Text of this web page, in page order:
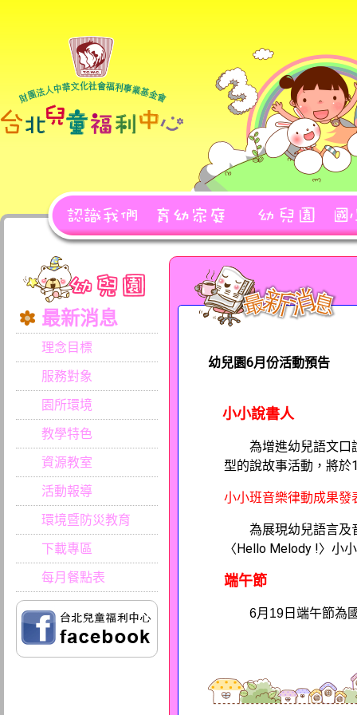
最新消息
理念目標
服務對象
園所環境
教學特色
資源教室
活動報導
環境暨防災教育
下載專區
每月餐點表
幼兒園6月份活動預告
小小說書人
為增進幼兒語文口
型的說故事活動，將
小小班音樂律動成果發
為展現幼兒語言及
〈Hello Melody !〉小
端午節
6月19日端午節為